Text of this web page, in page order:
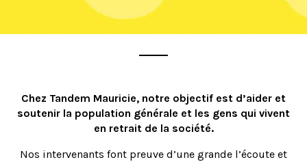
Chez Tandem Mauricie, notre objectif est d’aider et
soutenir la population générale et les gens qui vivent
en retrait de la société.
Nos intervenants font preuve d’une grande l’écoute et